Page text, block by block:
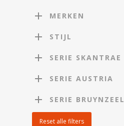
MERKEN
STIJL
SERIE SKANTRAE
SERIE AUSTRIA
SERIE BRUYNZEEL
Reset alle filters